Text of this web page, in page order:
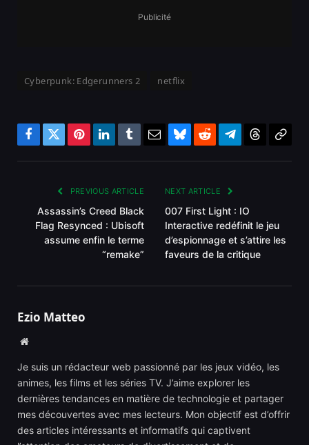
Publicité
Cyberpunk: Edgerunners 2 netflix
Facebook
TwitterPinterestLinkedInTumblrEmailBlueskyRedditTelegramThreadsCopy
PREVIOUS ARTICLE
Assassin’s Creed Black
Flag Resynced : Ubisoft
assume enfin le terme
“remake”
NEXT ARTICLE
007 First Light : IO
Interactive redéfinit le jeu
d’espionnage et s’attire les
faveurs de la critique
Ezio Matteo
Website
Je suis un rédacteur web passionné par les jeux vidéo, les
animes, les films et les séries TV. J’aime explorer les
dernières tendances en matière de technologie et partager
mes découvertes avec mes lecteurs. Mon objectif est d’offrir
des articles intéressants et informatifs qui captivent